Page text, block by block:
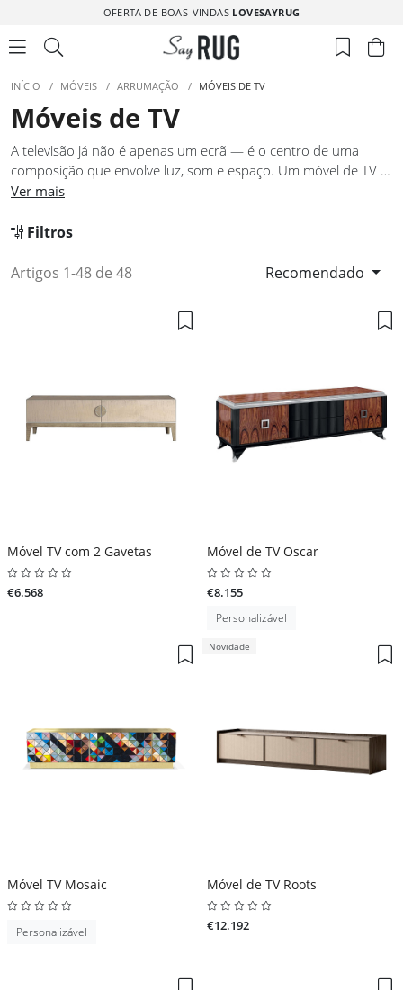
OFERTA DE BOAS-VINDAS LOVESAYRUG
INÍCIO / MÓVEIS / ARRUMAÇÃO / MÓVEIS DE TV
Móveis de TV
A televisão já não é apenas um ecrã — é o centro de uma
composição que envolve luz, som e espaço. Um móvel de TV à
altura dessa realidade tem de fazer mais do que suportar
funcionar como âncora de toda a sala. Nesta seleção,
sacrificar a elegância. Cada modelo foi concebido para que a
Ver mais
Filtros
Artigos 1-48 de 48 Recomendado
Móvel TV com 2 Gavetas
€6.568
Móvel de TV Oscar
€8.155
Personalizável
Móvel TV Mosaic
Personalizável
Novidade
Móvel de TV Roots
€12.192